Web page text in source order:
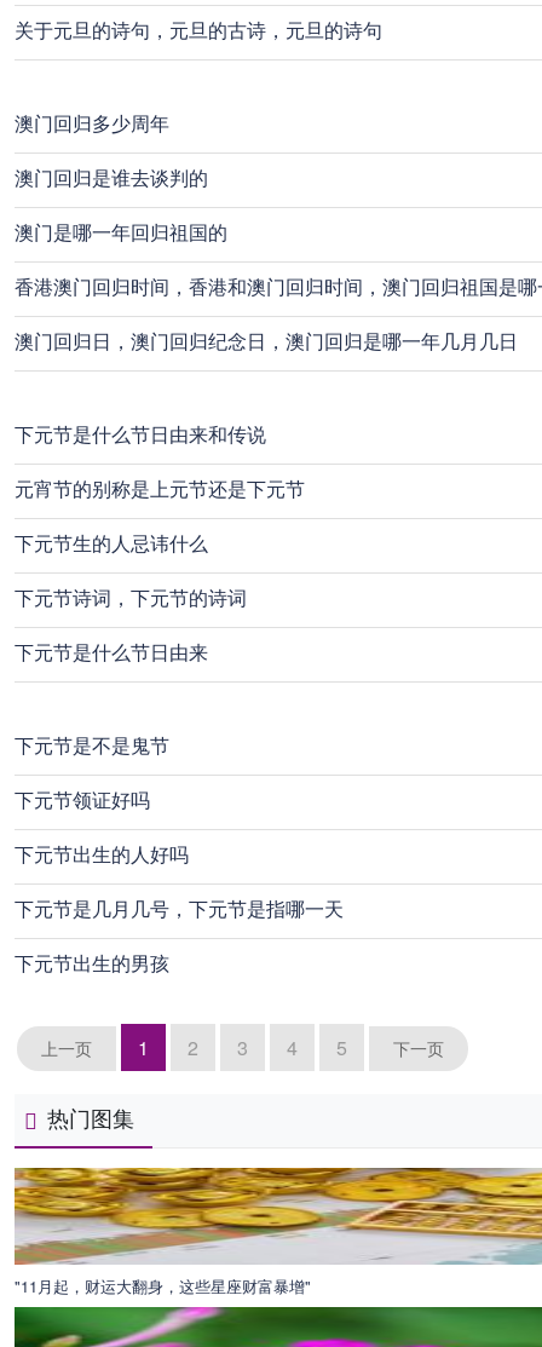
关于元旦的诗句，元旦的古诗，元旦的诗句
澳门回归多少周年
澳门回归是谁去谈判的
澳门是哪一年回归祖国的
香港澳门回归时间，香港和澳门回归时间，澳门回归祖国是
澳门回归日，澳门回归纪念日，澳门回归是哪一年几月几日
下元节是什么节日由来和传说
元宵节的别称是上元节还是下元节
下元节生的人忌讳什么
下元节诗词，下元节的诗词
下元节是什么节日由来
下元节是不是鬼节
下元节领证好吗
下元节出生的人好吗
下元节是几月几号，下元节是指哪一天
下元节出生的男孩
上一页 1 2 3 4 5 下一页
热门图集
"11月起，财运大翻身，这些星座财富暴增"